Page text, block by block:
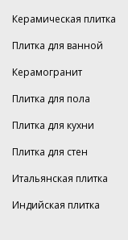
Керамическая плитка
Плитка для ванной
Керамогранит
Плитка для пола
Плитка для кухни
Плитка для стен
Итальянская плитка
Индийская плитка